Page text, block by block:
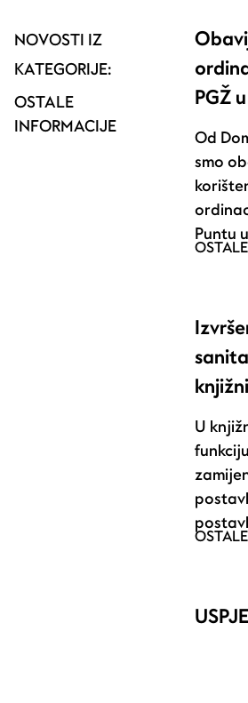
NOVOSTI IZ
KATEGORIJE:
OSTALE
INFORMACIJE
PGŽ
Od
smo
Puntu
U